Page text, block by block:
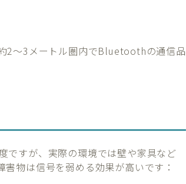
2〜3メートル圏内でBluetoothの通信品
すが、実際の環境では壁や家具など
物は信号を弱める効果が高いです：